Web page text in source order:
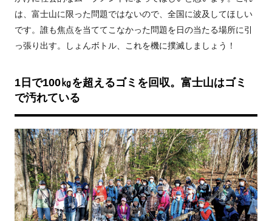
は、富士山に限った問題ではないので、全国に波及してほしい
です。誰も焦点を当ててこなかった問題を日の当たる場所に引
っ張り出す。しょんボトル、これを機に撲滅しましょう！
1日で100㎏を超えるゴミを回収。富士山はゴミ
で汚れている